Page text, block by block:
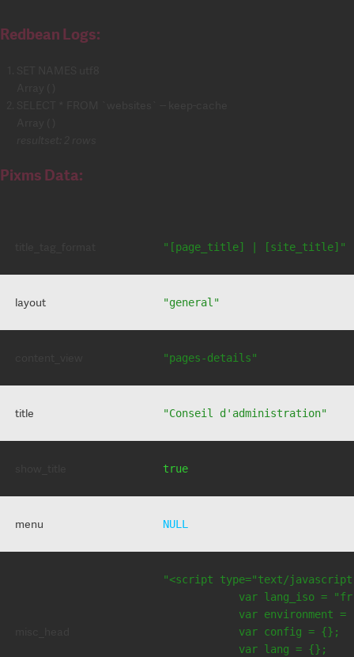
Redbean Logs:
Pixms Data:
"[page_title] | [site_title]"
layout "general"
"pages-details"
title "Conseil d'administration"
true
menu NULL
"<script type="text/
var lang_iso =
var environment =
            var config = {};
            var lang = {};